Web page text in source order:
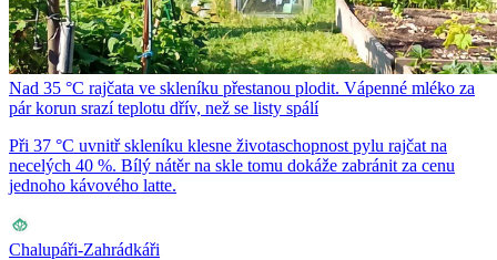
Nad 35 °C rajčata ve skleníku přestanou plodit. Vápenné mléko za
pár korun srazí teplotu dřív, než se listy spálí
Při 37 °C uvnitř skleníku klesne životaschopnost pylu rajčat na
necelých 40 %. Bílý nátěr na skle tomu dokáže zabránit za cenu
jednoho kávového latte.
Chalupáři-Zahrádkáři